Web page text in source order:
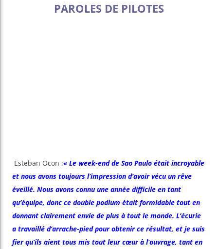
PAROLES DE PILOTES
Esteban Ocon :« Le week-end de Sao Paulo était incroyable
et nous avons toujours l’impression d’avoir vécu un rêve
éveillé. Nous avons connu une année difficile en tant
qu’équipe, donc ce double podium était formidable tout en
donnant clairement envie de plus à tout le monde. L’écurie
a travaillé d’arrache-pied pour obtenir ce résultat, et je suis
fier qu’ils aient tous mis tout leur cœur à l’ouvrage, tant en